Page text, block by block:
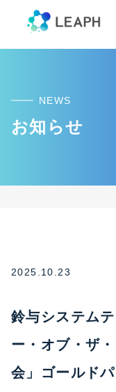
NEWS
お知らせ
2025.10.23
鈴与システム
ー・オブ・ザ
会」ゴールド